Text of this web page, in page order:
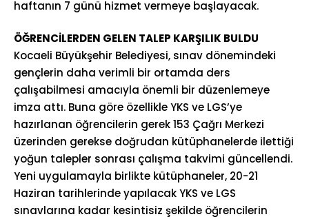
haftanın 7 günü hizmet vermeye başlayacak.
ÖĞRENCİLERDEN GELEN TALEP KARŞILIK BULDU
Kocaeli Büyükşehir Belediyesi, sınav dönemindeki
gençlerin daha verimli bir ortamda ders
çalışabilmesi amacıyla önemli bir düzenlemeye
imza attı. Buna göre özellikle YKS ve LGS’ye
hazırlanan öğrencilerin gerek 153 Çağrı Merkezi
üzerinden gerekse doğrudan kütüphanelerde ilettiği
yoğun talepler sonrası çalışma takvimi güncellendi.
Yeni uygulamayla birlikte kütüphaneler, 20-21
Haziran tarihlerinde yapılacak YKS ve LGS
sınavlarına kadar kesintisiz şekilde öğrencilerin